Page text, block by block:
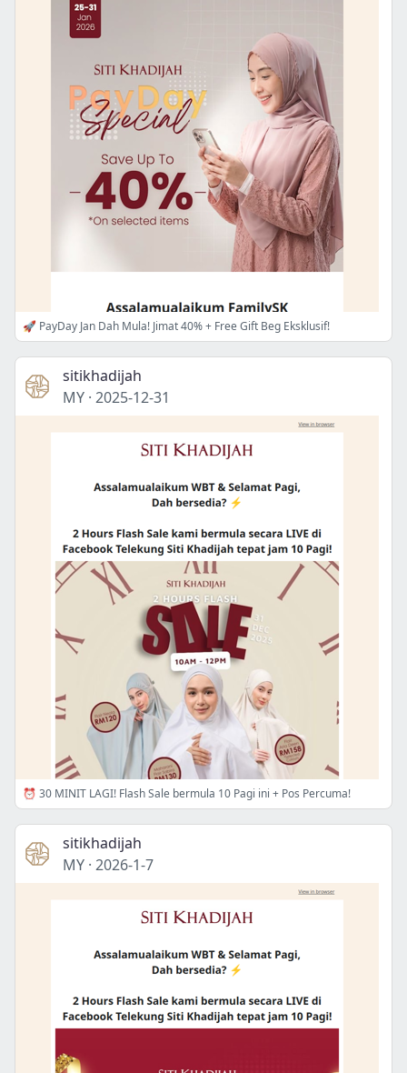
🚀 PayDay Jan Dah Mula! Jimat 40% + Free Gift Beg Eksklusif!
sitikhadijah
MY · 2025-12-31
⏰ 30 MINIT LAGI! Flash Sale bermula 10 Pagi ini + Pos Percuma!
sitikhadijah
MY · 2026-1-7